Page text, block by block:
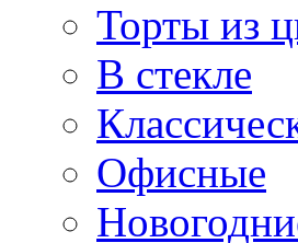
Торты из
В стекле
Офисные